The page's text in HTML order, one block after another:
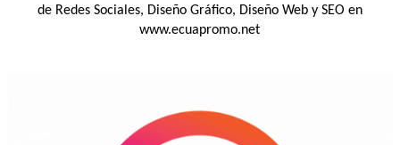
de Redes Sociales, Diseño Gráfico, Diseño Web y SEO en
www.ecuapromo.net